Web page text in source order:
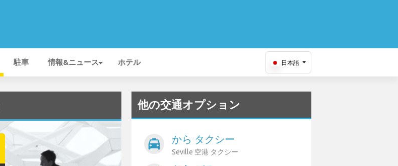
駐車 情報&ニュース ホテル 日本語
他の交通オプション
local_taxi から タクシー
Seville 空港 タクシー